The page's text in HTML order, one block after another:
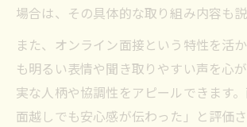
保育士が一時保育を選ぶ際の
一時保育の利用条件と保育士
介
保育士目線で選ぶ一時保育サ
場合は、その具体的な取り組み内容も説
また、オンライン面接という特性を活
も明るい表情や聞き取りやすい声を心
実な人柄や協調性をアピールできます
面越しでも安心感が伝わった」と評価